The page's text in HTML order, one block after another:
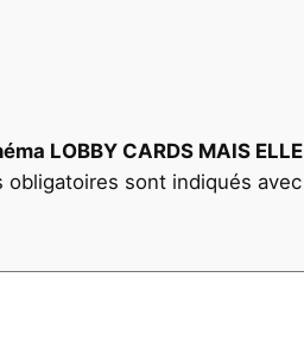
B
L
LOBBY CARDS MAIS
obligatoires sont indiqués avec